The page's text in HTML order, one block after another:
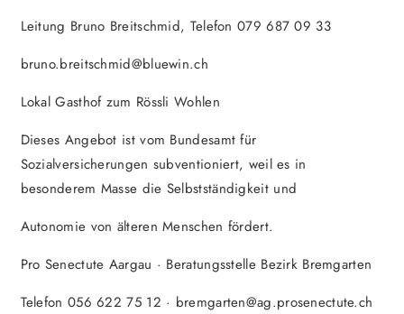
Leitung Bruno Breitschmid, Telefon 079 687 09 33
bruno.breitschmid@bluewin.ch
Lokal Gasthof zum Rössli Wohlen
Dieses Angebot ist vom Bundesamt für
Sozialversicherungen subventioniert, weil es in
besonderem Masse die Selbstständigkeit und
Autonomie von älteren Menschen fördert.
Pro Senectute Aargau · Beratungsstelle Bezirk Bremgarten
Telefon 056 622 75 12 · bremgarten@ag.prosenectute.ch